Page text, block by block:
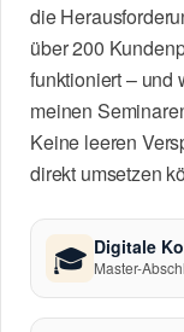
die
über 200
funktioniert – und
meinen
Keine leeren
direkt umsetzen
🎓 Digitale
Master-